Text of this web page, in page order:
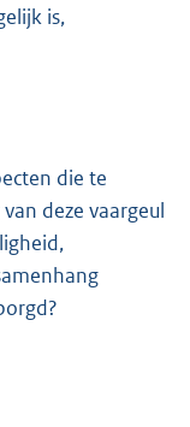
is,
die te
deze vaargeul